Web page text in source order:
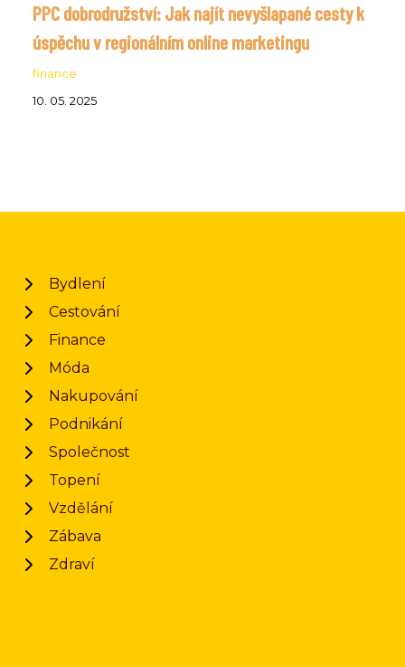
PPC dobrodružství: Jak najít nevyšlapané cesty k
úspěchu v regionálním online marketingu
finance
10. 05. 2025
Bydlení
Cestování
Finance
Móda
Nakupování
Podnikání
Společnost
Topení
Vzdělání
Zábava
Zdraví